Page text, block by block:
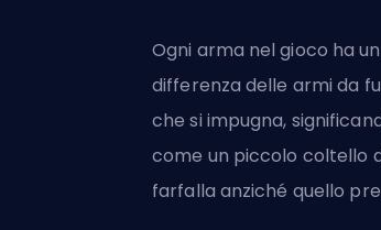
Ogni arma nel gioco ha
differenza delle armi da
che si impugna,
come un piccolo coltello
farfalla anziché quello